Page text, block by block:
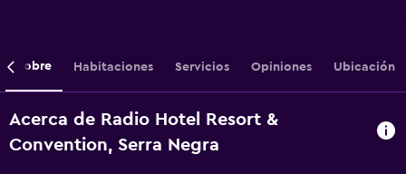
Sobre Habitaciones Servicios Opiniones Ubicación
Acerca de Radio Hotel Resort &
Convention, Serra Negra